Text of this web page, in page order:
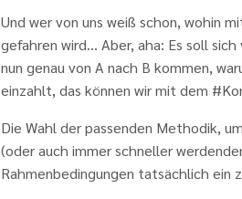
Und wer von uns weiß schon, wohin
gefahren wird… Aber, aha: Es soll
nun genau von A nach B kommen,
einzahlt, das können wir mit dem
Die Wahl der passenden Methodik,
(oder auch immer schneller
Rahmenbedingungen tatsächlich ein